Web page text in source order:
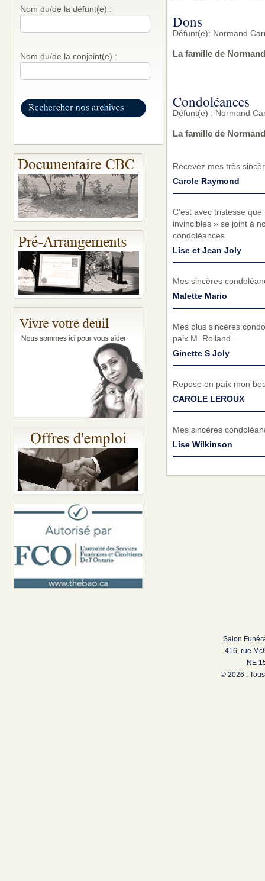
Nom du/de la défunt(e) :
Nom du/de la conjoint(e) :
Dons
Défunt(e): Normand
La famille de
Condoléances
Défunt(e) : Normand
La famille de
Recevez mes très
Carole Raymond
C’est avec tristesse
invincibles » se joint à
condoléances.
Lise et Jean Joly
Mes sincères
Malette Mario
Mes plus sincères
paix M. Rolland.
Ginette S Joly
Repose en paix mon
CAROLE LEROUX
Mes sincères
Lise Wilkinson
Salon
416, rue
NE
© 2026 .